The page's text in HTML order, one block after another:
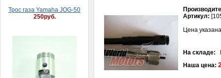
Поршень Муравей 3 кол.
шир.норма 000
900руб.
Артикул:
Цена
На складе:
Наша цена: